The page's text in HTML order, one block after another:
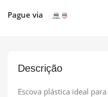
Pague via
Descrição
Escova plástica ideal